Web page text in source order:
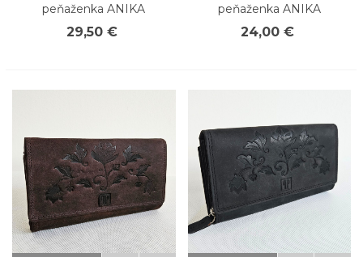
peňaženka ANIKA
29,50 €
peňaženka ANIKA
24,00 €